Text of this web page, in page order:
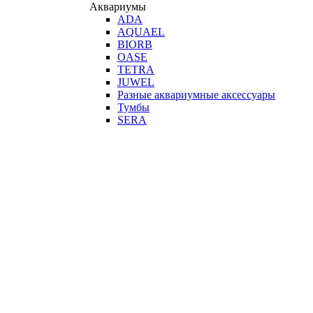
Аквариумы
ADA
AQUAEL
BIORB
OASE
TETRA
JUWEL
Разные аквариумные аксессуары
Тумбы
SERA